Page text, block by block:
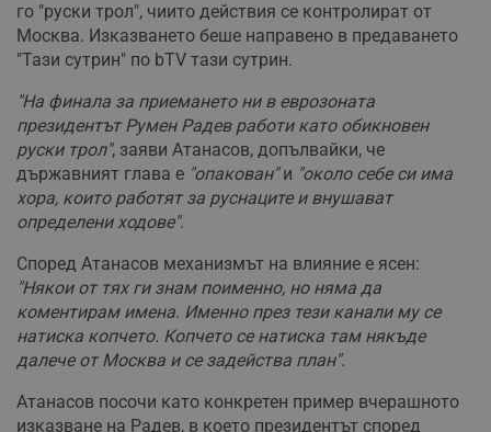
го "руски трол", чиито действия се контролират от
Москва. Изказването беше направено в предаването
"Тази сутрин" по bTV тази сутрин.
"На финала за приемането ни в еврозоната
президентът Румен Радев работи като обикновен
руски трол", заяви Атанасов, допълвайки, че
държавният глава е "опакован"и "около себе си има
хора, които работят за руснаците и внушават
определени ходове".
Според Атанасов механизмът на влияние е ясен:
"Някои от тях ги знам поименно, но няма да
коментирам имена. Именно през тези канали му се
натиска копчето. Копчето се натиска там някъде
далече от Москва и се задейства план".
Атанасов посочи като конкретен пример вчерашното
изказване на Радев, в което президентът според